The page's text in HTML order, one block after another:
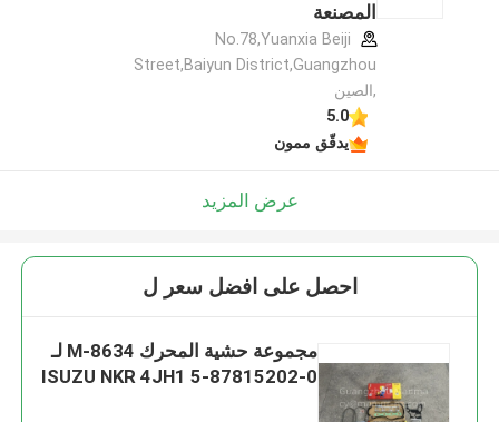
المصنعة
No.78,Yuanxia Beiji
Street,Baiyun District,Guangzhou
,الصين
5.0
يدقّق ممون
عرض المزيد
احصل على افضل سعر ل
مجموعة حشية المحرك M-8634 لـ
ISUZU NKR 4JH1 5-87815202-0